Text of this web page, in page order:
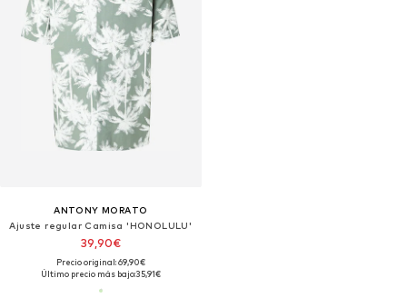
ANTONY MORATO
Ajuste regular Camisa 'HONOLULU'
39,90€
Precio original: 69,90€
Último precio más bajo:35,91€